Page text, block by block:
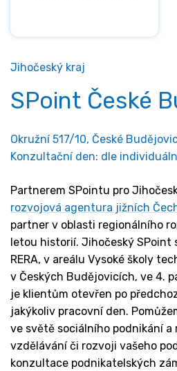
Jihočeský kraj
SPoint České
Okružní 517/10, České
Konzultační den: dle
Partnerem SPointu pro
rozvojová agentura jižních
partner v oblasti regionálního
letou historií. Jihočeský SPoint
RERA, v areálu Vysoké školy
v Českých Budějovicích, ve 4.
je klientům otevřen po
jakýkoliv pracovní den.
ve světě sociálního podnikání
vzdělávání či rozvoji vašeho
konzultace podnikatelských